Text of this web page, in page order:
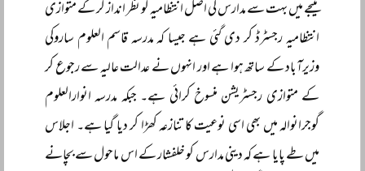
نتیجے میں بہت سے مدارس کی اصل انتظامیہ کو نظر انداز کر کے متوازی
انتظامیہ رجسٹرڈ کر دی گئی ہے جیسا کہ مدرسہ قاسم العلوم ساروکی
وزیرآباد کے ساتھ ہوا ہے اور انہوں نے عدالت عالیہ سے رجوع کر
کے متوازی رجسٹریشن منسوخ کرائی ہے۔ جبکہ مدرسہ انوارالعلوم
گوجرانوالہ میں بھی اسی نوعیت کا تنازعہ کھڑا کر دیا گیا ہے۔ اجلاس
میں طے پایا ہے کہ دینی مدارس کو خلفشار کے اس ماحول سے بچانے